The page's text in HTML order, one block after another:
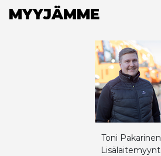
MYYJÄMME
Toni Pakarinen
Lisälaitemyynti